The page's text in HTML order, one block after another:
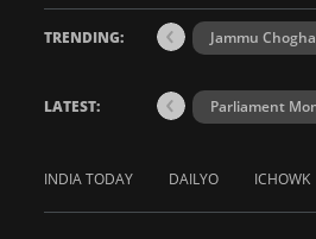
TRENDING: Jammu
LATEST: Parliament
INDIA TODAY DAILYO ICHOWK